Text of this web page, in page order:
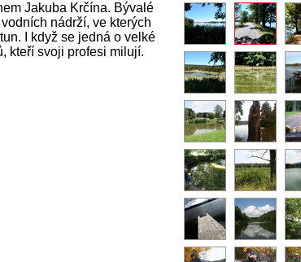
Jakuba Krčína. Bývalé
nádrží, ve kterých
I když se jedná o velké
kteří svoji profesi milují.